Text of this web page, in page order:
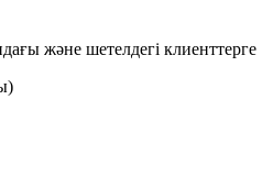
және шетелдегі клиенттерге